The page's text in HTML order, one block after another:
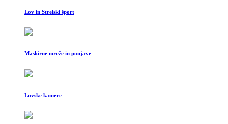
Lov in Strelski šport
Maskirne mreže in ponjave
Lovske kamere